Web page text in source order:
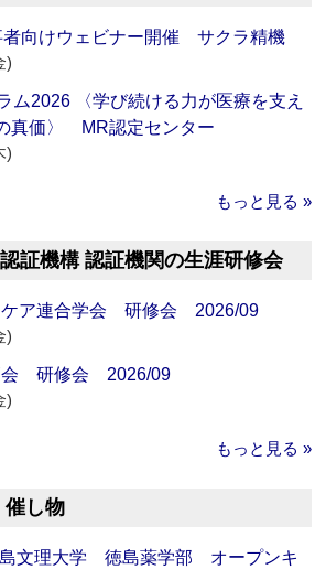
者向けウェビナー開催 サクラ精機
)
ム2026 〈学び続ける力が医療を支え
真価〉 MR認定センター
)
もっと見る »
証機構 認証機関の生涯研修会
ケア連合学会 研修会 2026/09
)
会 研修会 2026/09
)
もっと見る »
催し物
文理大学 徳島薬学部 オープンキ